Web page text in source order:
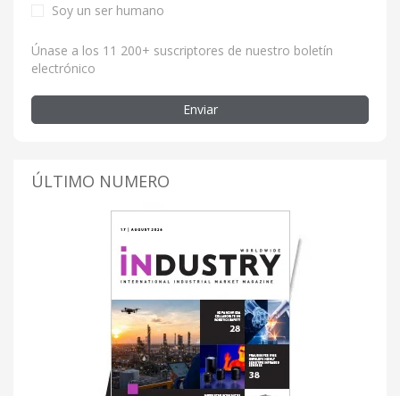
Soy un ser humano
Únase a los 11 200+ suscriptores de nuestro boletín
electrónico
Enviar
ÚLTIMO NUMERO